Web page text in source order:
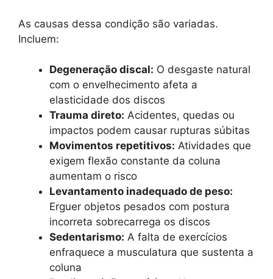
As causas dessa condição são variadas.
Incluem:
Degeneração discal: O desgaste natural
com o envelhecimento afeta a
elasticidade dos discos
Trauma direto: Acidentes, quedas ou
impactos podem causar rupturas súbitas
Movimentos repetitivos: Atividades que
exigem flexão constante da coluna
aumentam o risco
Levantamento inadequado de peso:
Erguer objetos pesados com postura
incorreta sobrecarrega os discos
Sedentarismo: A falta de exercícios
enfraquece a musculatura que sustenta a
coluna